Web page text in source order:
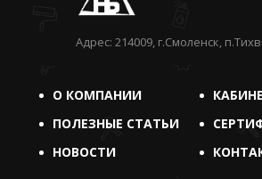
Адрес: 214009, г.Смоленск,
О КОМПАНИИ
ПОЛЕЗНЫЕ СТАТЬИ
НОВОСТИ